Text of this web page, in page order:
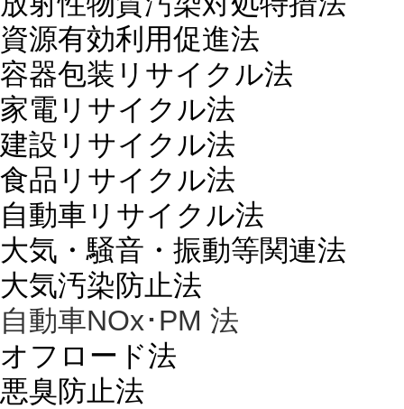
資源有効利用促進法
容器包装リサイクル法
家電リサイクル法
建設リサイクル法
食品リサイクル法
自動車リサイクル法
大気・騒音・振動等関連法
大気汚染防止法
自動車NOx･PM 法
オフロード法
悪臭防止法